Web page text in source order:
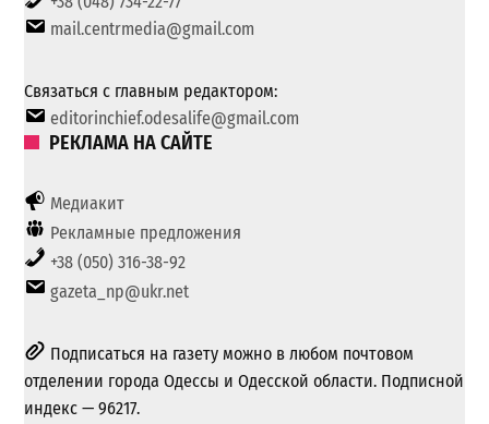
mail.centrmedia@gmail.com
Связаться с главным редактором:
editorinchief.odesalife@gmail.com
РЕКЛАМА НА САЙТЕ
Медиакит
Рекламные предложения
+38 (050) 316-38-92
gazeta_np@ukr.net
Подписаться на газету можно в любом почтовом
отделении города Одессы и Одесской области. Подписной
индекс — 96217.